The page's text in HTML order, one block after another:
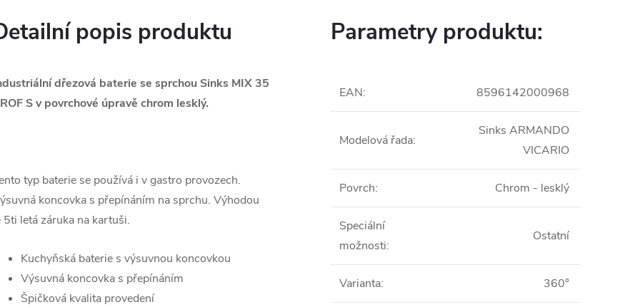
popis produktu
dřezová baterie se sprchou Sinks MIX 35
S v povrchové úpravě chrom lesklý.
typ baterie se používá i v gastro provozech.
koncovka s přepínáním na sprchu. Výhodou
5ti letá záruka na kartuši.
Kuchyňská baterie s výsuvnou koncovkou
Výsuvná koncovka s přepínáním
Špičková kvalita provedení
Parametry produktu:
EAN: 8596142000968
Modelová řada:
Sinks ARMANDO
VICARIO
Povrch: Chrom - lesklý
Speciální
možnosti:
Ostatní
Varianta: 360°